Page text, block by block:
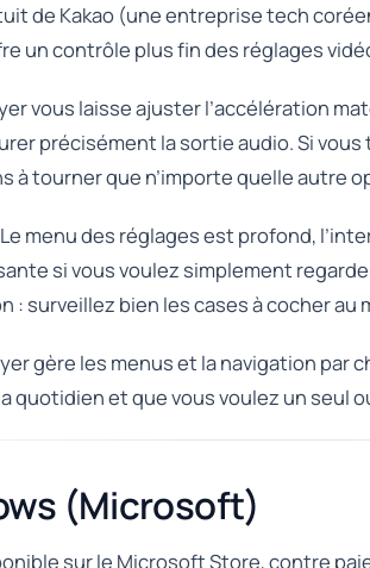
de Kakao (une entreprise tech
un contrôle plus fin des réglages
vous laisse ajuster l’accélération
précisément la sortie audio. Si
à tourner que n’importe quelle autre
menu des réglages est profond,
si vous voulez simplement
surveillez bien les cases à cocher au
gère les menus et la navigation par
quotidien et que vous voulez un seul
(Microsoft)
sur le Microsoft Store, contre